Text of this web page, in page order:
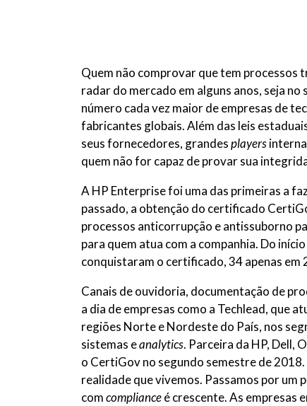
Quem não comprovar que tem
radar do mercado em alguns anos, seja no
número cada vez maior de empresas de
fabricantes globais. Além das leis
seus fornecedores, grandesplayers
quem não for capaz de provar sua
A HP Enterprise foi uma das primeiras a
passado, a obtenção do certificado
processos anticorrupção e antissuborno
para quem atua com a companhia. Do
conquistaram o certificado, 34 apenas em
Canais de ouvidoria, documentação de
a dia de empresas como a Techlead, que
regiões Norte e Nordeste do País, nos
sistemas eanalytics. Parceira da HP, Dell,
o CertiGov no segundo semestre de
realidade que vivemos. Passamos por um
comcomplianceé crescente. As empresas